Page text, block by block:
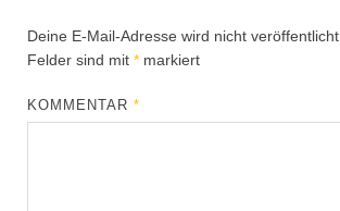
Deine E-Mail-Adresse wird nicht veröffentlicht.
Felder sind mit * markiert
KOMMENTAR*